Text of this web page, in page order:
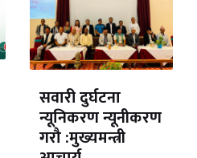
सवारी दुर्घटना
न्यूनिकरण न्यूनीकरण
गरौ :मुख्यमन्त्री